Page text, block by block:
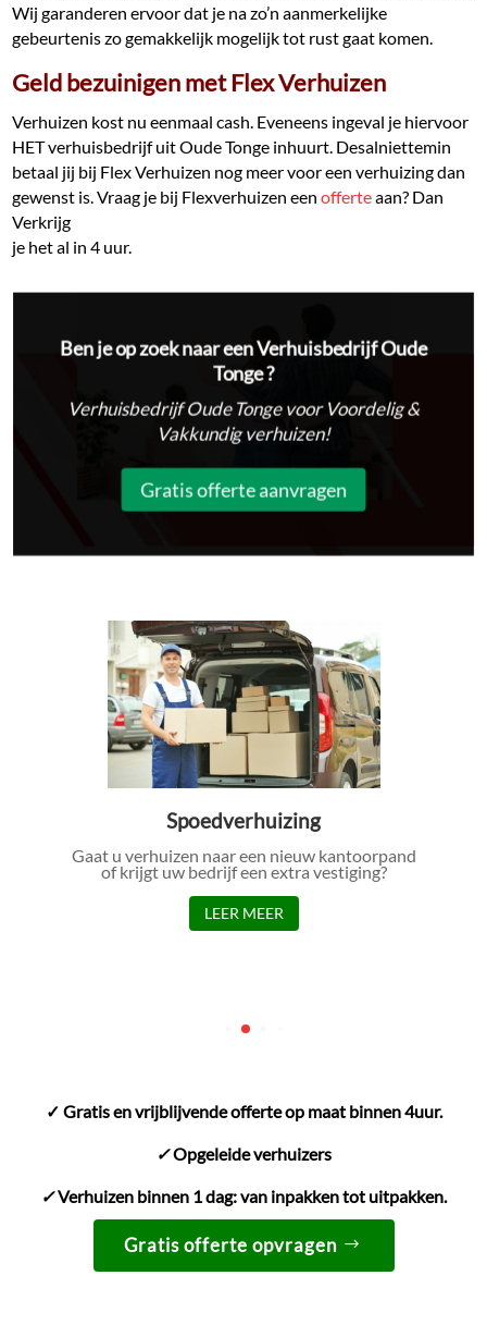
Wij garanderen ervoor dat je na zo’n aanmerkelijke
gebeurtenis zo gemakkelijk mogelijk tot rust gaat komen.
Geld bezuinigen met Flex Verhuizen
Verhuizen kost nu eenmaal cash. Eveneens ingeval je hiervoor
HET verhuisbedrijf uit Oude Tonge inhuurt. Desalniettemin
betaal jij bij Flex Verhuizen nog meer voor een verhuizing dan
gewenst is. Vraag je bij Flexverhuizen eenofferteaan? Dan
Verkrijg
je het al in 4 uur.
Ben je op zoek naar een Verhuisbedrijf Oude
Tonge ?
Verhuisbedrijf Oude Tonge voor Voordelig &
Vakkundig verhuizen!
Gratis offerte aanvragen
Spoedverhuizing
Gaat u verhuizen naar een nieuw kantoorpand
of krijgt uw bedrijf een extra vestiging?
LEER MEER
✓ Gratis en vrijblijvende offerte op maat binnen 4uur.
✓Opgeleide verhuizers
✓Verhuizen binnen 1 dag: van inpakken tot uitpakken.
Gratis offerte opvragen